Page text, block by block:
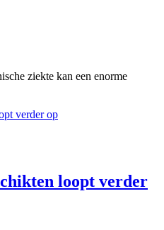
ziekte kan een enorme
loopt verder